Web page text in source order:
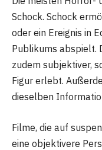
Schock. Schock
oder ein Ereignis in
Publikums abspielt.
zudem subjektiver,
Figur erlebt.
dieselben
Filme, die auf
eine objektivere